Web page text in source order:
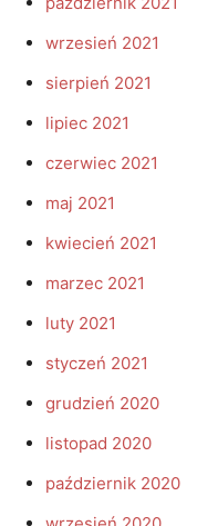
wrzesień 2021
sierpień 2021
lipiec 2021
czerwiec 2021
maj 2021
kwiecień 2021
marzec 2021
luty 2021
styczeń 2021
grudzień 2020
listopad 2020
październik 2020